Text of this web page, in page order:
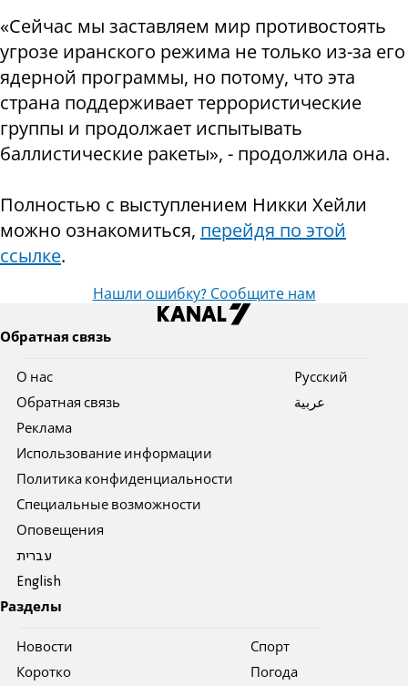
«Сейчас мы заставляем мир противостоять
угрозе иранского режима не только из-за его
ядерной программы, но потому, что эта
страна поддерживает террористические
группы и продолжает испытывать
баллистические ракеты», - продолжила она.
Полностью с выступлением Никки Хейли
можно ознакомиться, перейдя по этой
ссылке.
Нашли ошибку? Сообщите нам
Обратная связь
О нас
Обратная связь
Реклама
Использование информации
Политика конфиденциальности
Специальные возможности
Оповещения
עברית
English
Pусский
عربية
Разделы
Новости
Коротко
Спорт
Погода